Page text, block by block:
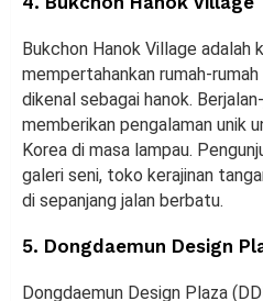
Bukchon Hanok Village adalah
mempertahankan rumah-
dikenal sebagai hanok.
memberikan pengalaman unik
Korea di masa lampau.
galeri seni, toko kerajinan
di sepanjang jalan berbatu.
5. Dongdaemun Design
Dongdaemun Design Plaza